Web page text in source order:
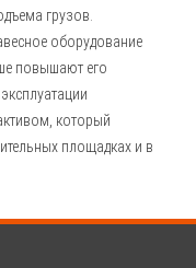
грузов.
оборудование
повышают его
который
площадках и в